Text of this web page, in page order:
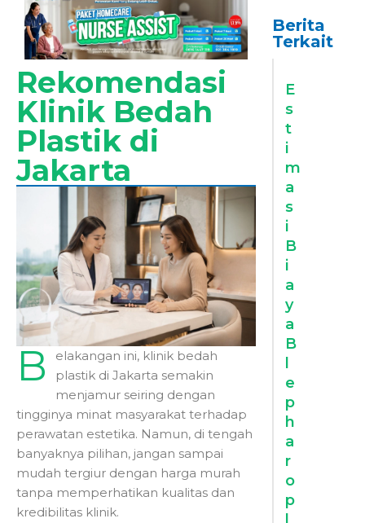
Rekomendasi
Klinik Bedah
Plastik di
Jakarta
B
elakangan ini, klinik bedah
plastik di Jakarta semakin
menjamur seiring dengan
tingginya minat masyarakat terhadap
perawatan estetika. Namun, di tengah
banyaknya pilihan, jangan sampai
mudah tergiur dengan harga murah
tanpa memperhatikan kualitas dan
kredibilitas klinik.
Berita
Terkait
E
s
t
i
m
a
s
i
B
i
a
y
a
B
e
p
h
a
r
o
p